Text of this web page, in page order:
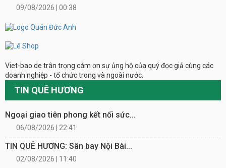
09/08/2026 | 00:38
Viet-bao.de trân trọng cám ơn sự ủng hộ của quý đọc giả cùng các
doanh nghiệp - tổ chức trong và ngoài nước.
TIN QUÊ HƯƠNG
Ngoại giao tiên phong kết nối sức...
06/08/2026 | 22:41
TIN QUÊ HƯƠNG: Sân bay Nội Bài...
02/08/2026 | 11:40